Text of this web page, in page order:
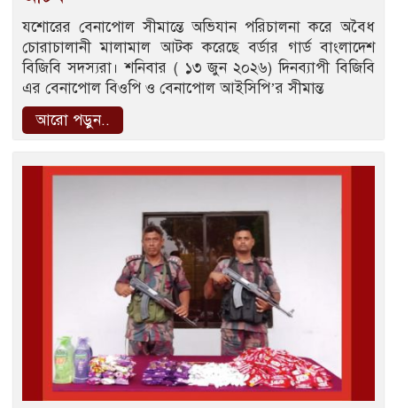
যশোরের বেনাপোল সীমান্তে অভিযান পরিচালনা করে অবৈধ
চোরাচালানী মালামাল আটক করেছে বর্ডার গার্ড বাংলাদেশ
বিজিবি সদস্যরা। শনিবার ( ১৩ জুন ২০২৬) দিনব্যাপী বিজিবি
এর বেনাপোল বিওপি ও বেনাপোল আইসিপি’র সীমান্ত
আরো পড়ুন..